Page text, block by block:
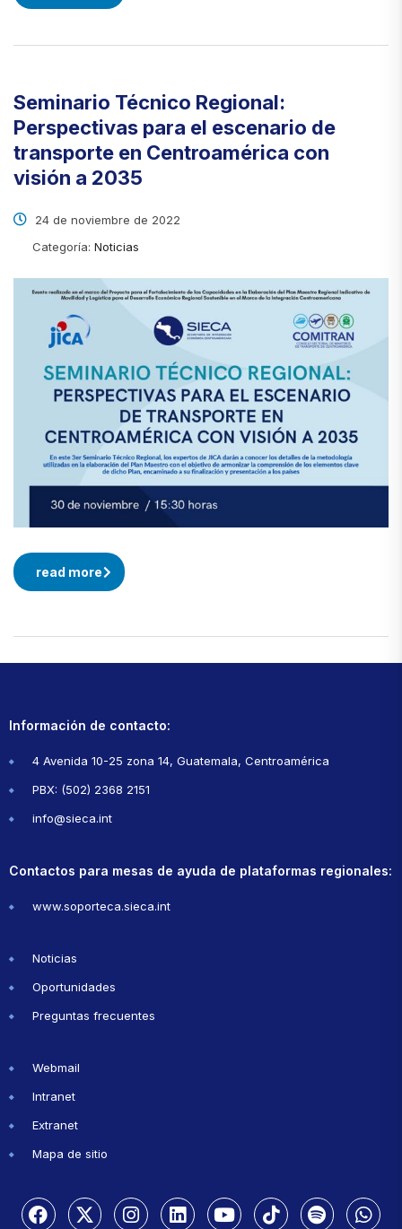
Seminario Técnico Regional:
Perspectivas para el escenario de
transporte en Centroamérica con
visión a 2035
24 de noviembre de 2022
Categoría: Noticias
read more
Información de contacto:
4 Avenida 10-25 zona 14, Guatemala, Centroamérica
PBX: (502) 2368 2151
info@sieca.int
Contactos para mesas de ayuda de plataformas regionales:
www.soporteca.sieca.int
Noticias
Oportunidades
Preguntas frecuentes
Webmail
Intranet
Extranet
Mapa de sitio